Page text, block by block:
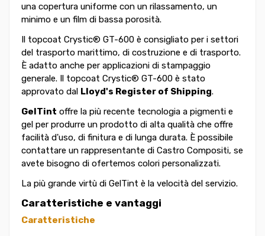
una copertura uniforme con un rilassamento, un
minimo e un film di bassa porosità.
Il topcoat Crystic® GT-600 è consigliato per i settori
del trasporto marittimo, di costruzione e di trasporto.
È adatto anche per applicazioni di stampaggio
generale. Il topcoat Crystic® GT-600 è stato
approvato dal Lloyd's Register of Shipping.
GelTint offre la più recente tecnologia a pigmenti e
gel per produrre un prodotto di alta qualità che offre
facilità d'uso, di finitura e di lunga durata. È possibile
contattare un rappresentante di Castro Compositi, se
avete bisogno di ofertemos colori personalizzati.
La più grande virtù di GelTint è la velocità del servizio.
Caratteristiche e vantaggi
Caratteristiche